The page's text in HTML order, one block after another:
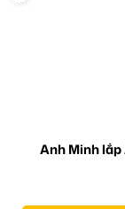
Anh Minh lắp